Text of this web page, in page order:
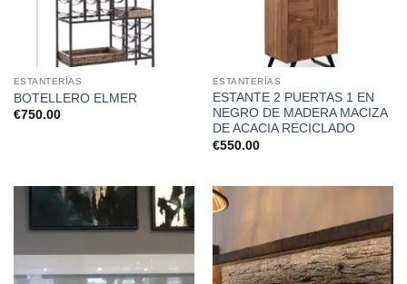
ESTANTERÍAS
BOTELLERO ELMER
€750.00
ESTANTERÍAS
ESTANTE 2 PUERTAS 1 EN
NEGRO DE MADERA MACIZA
DE ACACIA RECICLADO
€550.00